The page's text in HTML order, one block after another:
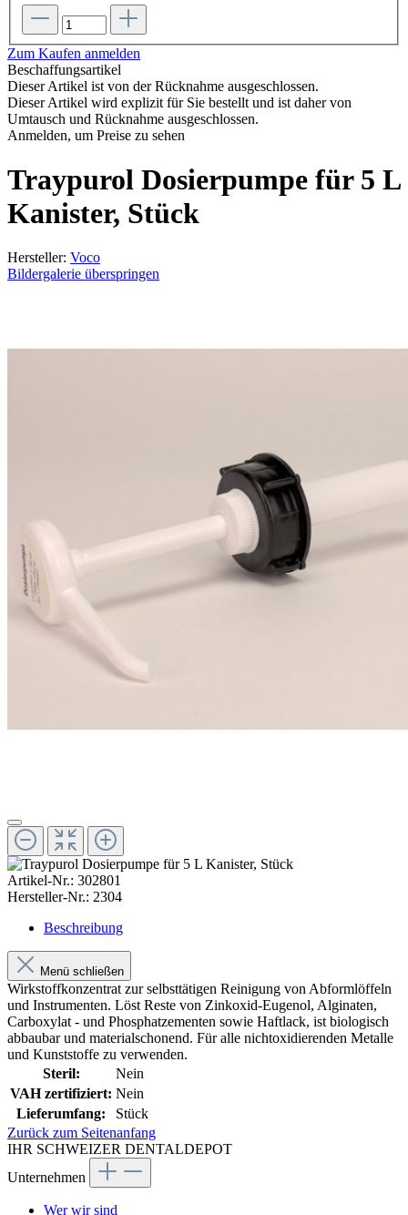
Zum Kaufen anmelden
Beschaffungsartikel
Dieser Artikel ist von der Rücknahme ausgeschlossen.
Dieser Artikel wird explizit für Sie bestellt und ist daher von
Umtausch und Rücknahme ausgeschlossen.
Anmelden, um Preise zu sehen
Traypurol Dosierpumpe für 5 L
Kanister, Stück
Hersteller: Voco
Bildergalerie überspringen
Artikel-Nr.: 302801
Hersteller-Nr.: 2304
Beschreibung
Menü schließen
Wirkstoffkonzentrat zur selbsttätigen Reinigung von Abformlöffeln
und Instrumenten. Löst Reste von Zinkoxid-Eugenol, Alginaten,
Carboxylat - und Phosphatzementen sowie Haftlack, ist biologisch
abbaubar und materialschonend. Für alle nichtoxidierenden Metalle
und Kunststoffe zu verwenden.
Steril:
Nein
VAH zertifiziert: Nein
Lieferumfang:
Stück
Zurück zum Seitenanfang
IHR SCHWEIZER DENTALDEPOT
Unternehmen
Wer wir sind